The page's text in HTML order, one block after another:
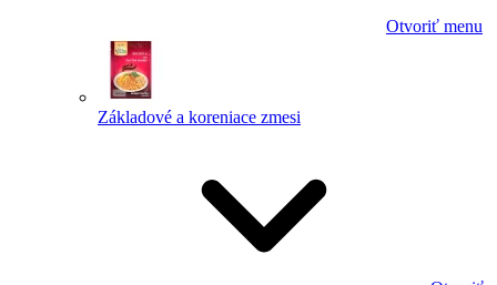
Otvoriť menu
Základové a koreniace zmesi